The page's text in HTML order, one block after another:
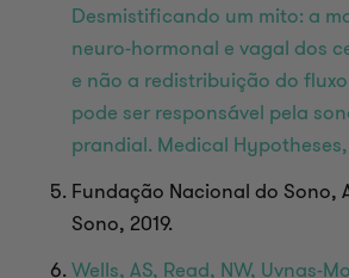
Desmistificando um mito: a
neuro-hormonal e vagal dos
e não a redistribuição do
pode ser responsável pela
prandial. Medical
Fundação Nacional do Sono,
Sono, 2019.
Wells, AS, Read, NW, Uvnas-